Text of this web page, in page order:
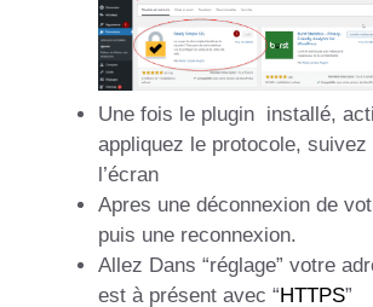
Une fois le plugin installé,
appliquez le protocole,
l’écran
Apres une déconnexion de
puis une reconnexion.
Allez Dans “réglage” votre
est à présent avec “HTTPS”